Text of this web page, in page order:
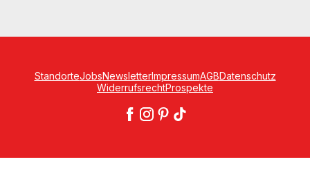
StandorteJobsNewsletterImpressumAGBDatenschutz
WiderrufsrechtProspekte